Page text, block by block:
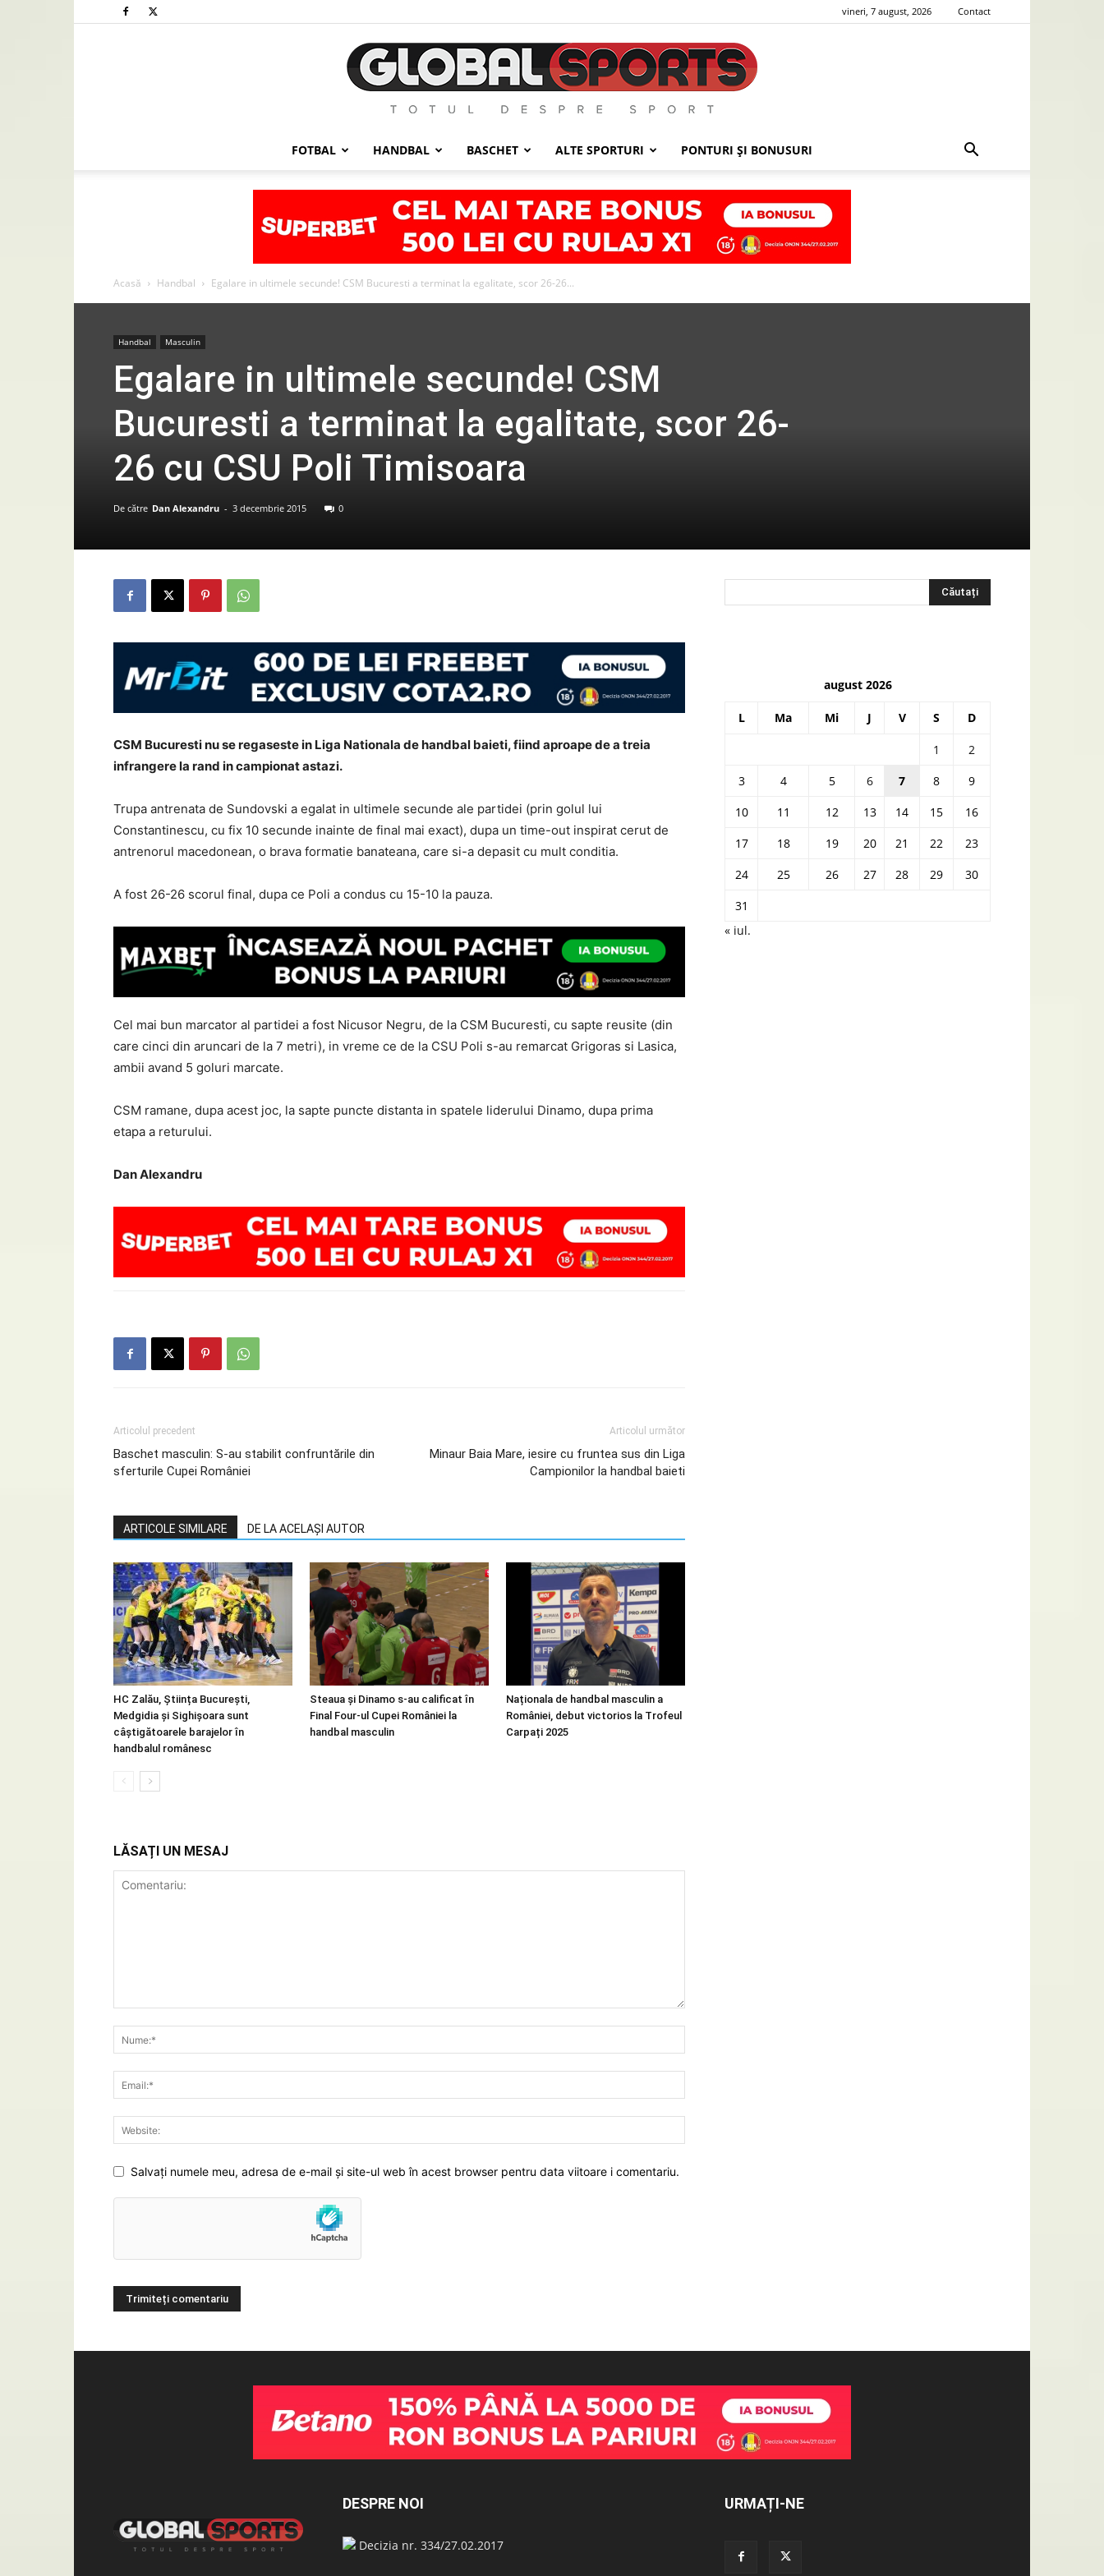
vineri, 7 august, 2026 Contact
FOTBAL HANDBAL BASCHET ALTE SPORTURI PONTURI ȘI BONUSURI
Acasă Handbal Egalare in ultimele secunde! CSM Bucuresti a terminat la egalitate, scor 26-26...
Handbal Masculin
Egalare in ultimele secunde! CSM
Bucuresti a terminat la egalitate, scor 26-
26 cu CSU Poli Timisoara
De către Dan Alexandru - 3 decembrie 2015 0
CSM Bucuresti nu se regaseste in Liga Nationala de handbal baieti, fiind aproape de a treia
infrangere la rand in campionat astazi.
Trupa antrenata de Sundovski a egalat in ultimele secunde ale partidei (prin golul lui
Constantinescu, cu fix 10 secunde inainte de final mai exact), dupa un time-out inspirat cerut de
antrenorul macedonean, o brava formatie banateana, care si-a depasit cu mult conditia.
A fost 26-26 scorul final, dupa ce Poli a condus cu 15-10 la pauza.
Cel mai bun marcator al partidei a fost Nicusor Negru, de la CSM Bucuresti, cu sapte reusite (din
care cinci din aruncari de la 7 metri), in vreme ce de la CSU Poli s-au remarcat Grigoras si Lasica,
ambii avand 5 goluri marcate.
CSM ramane, dupa acest joc, la sapte puncte distanta in spatele liderului Dinamo, dupa prima
etapa a returului.
Dan Alexandru
Articolul precedent
Baschet masculin: S-au stabilit confruntările din
sferturile Cupei României
Articolul următor
Minaur Baia Mare, iesire cu fruntea sus din Liga
Campionilor la handbal baieti
ARTICOLE SIMILARE DE LA ACELAȘI AUTOR
HC Zalău, Știința București,
Medgidia și Sighișoara sunt
câștigătoarele barajelor în
handbalul românesc
Steaua și Dinamo s-au calificat în
Final Four-ul Cupei României la
handbal masculin
Naționala de handbal masculin a
României, debut victorios la Trofeul
Carpați 2025
LĂSAȚI UN MESAJ
Salvați numele meu, adresa de e-mail și site-ul web în acest browser pentru data viitoare i comentariu.
august 2026
L Ma Mi J V S D
1
2
3
4 5 6 7 8
9
10
11 12 13 14 15
16
17
18 19 20 21 22
23
24
25 26 27 28 29
30
31
« iul.
DESPRE NOI
Decizia nr. 334/27.02.2017
URMAȚI-NE